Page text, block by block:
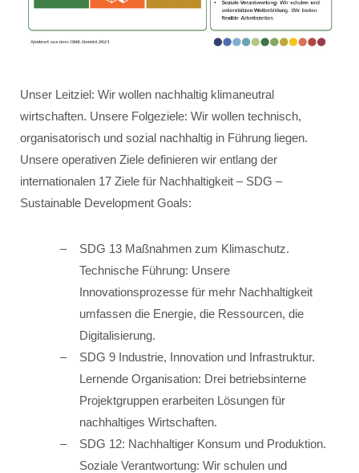
Unser Leitziel: Wir wollen nachhaltig klimaneutral
wirtschaften. Unsere Folgeziele: Wir wollen technisch,
organisatorisch und sozial nachhaltig in Führung liegen.
Unsere operativen Ziele definieren wir entlang der
internationalen 17 Ziele für Nachhaltigkeit – SDG –
Sustainable Development Goals:
SDG 13 Maßnahmen zum Klimaschutz.
Technische Führung: Unsere
Innovationsprozesse für mehr Nachhaltigkeit
umfassen die Energie, die Ressourcen, die
Digitalisierung.
SDG 9 Industrie, Innovation und Infrastruktur.
Lernende Organisation: Drei betriebsinterne
Projektgruppen erarbeiten Lösungen für
nachhaltiges Wirtschaften.
SDG 12: Nachhaltiger Konsum und Produktion.
Soziale Verantwortung: Wir schulen und